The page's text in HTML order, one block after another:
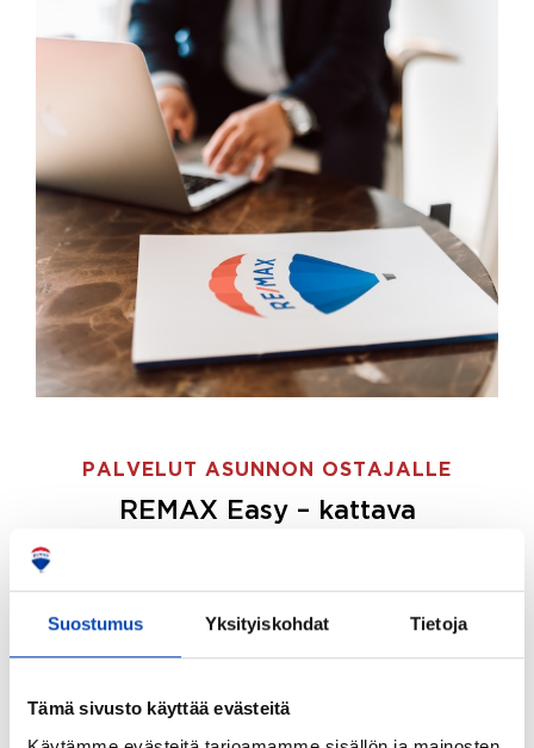
Suostumus Yksityiskohdat Tietoja
Tämä sivusto käyttää evästeitä
PALVELUT ASUNNON OSTAJALLE
REMAX Easy – kattava
ostajille.
Tee ostotoimeksianto ja etsimme juuri